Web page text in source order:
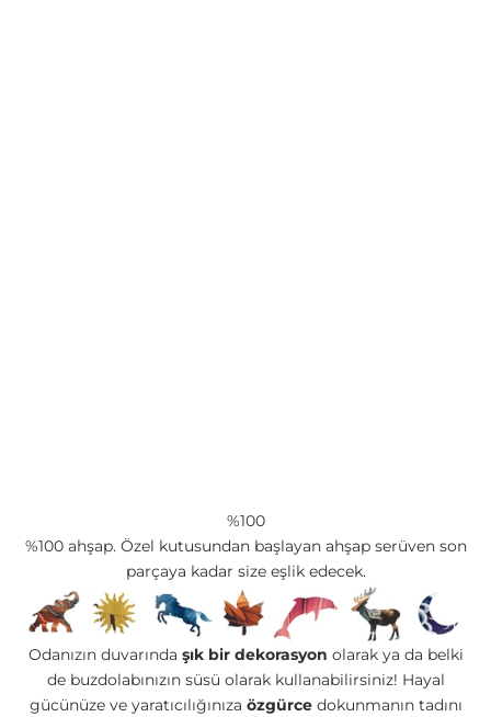
%100
%100 ahşap. Özel kutusundan başlayan ahşap serüven son
parçaya kadar size eşlik edecek.
Odanızın duvarında şık bir dekorasyon olarak ya da belki
de buzdolabınızın süsü olarak kullanabilirsiniz! Hayal
gücünüze ve yaratıcılığınıza özgürcedokunmanın tadını